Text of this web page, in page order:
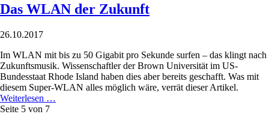
Das WLAN der Zukunft
26.10.2017
Im WLAN mit bis zu 50 Gigabit pro Sekunde surfen – das klingt nach
Zukunftsmusik. Wissenschaftler der Brown Universität im US-
Bundesstaat Rhode Island haben dies aber bereits geschafft. Was mit
diesem Super-WLAN alles möglich wäre, verrät dieser Artikel.
Weiterlesen …
Seite 5 von 7